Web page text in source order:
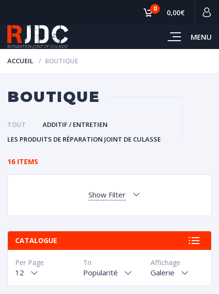
MENU
0 0,00€
ACCUEIL BOUTIQUE
BOUTIQUE
TOUT
ADDITIF / ENTRETIEN
LES PRODUITS DE RÉPARATION JOINT DE CULASSE
16 ITEMS
Show Filter
CATALOGUE
Affichage
Galerie
Tri
Popularité
Per Page
12